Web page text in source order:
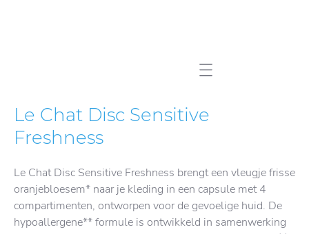
Mobile navigation
Le Chat Disc Sensitive
Freshness
Le Chat Disc Sensitive Freshness brengt een vleugje frisse
oranjebloesem* naar je kleding in een capsule met 4
compartimenten, ontworpen voor de gevoelige huid. De
hypoallergene** formule is ontwikkeld in samenwerking